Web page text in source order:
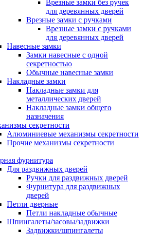
Врезные замки без ручек
для деревянных дверей
Врезные замки с ручками
Врезные замки с ручками
для деревянных дверей
Навесные замки
Замки навесные с одной
секретностью
Обычные навесные замки
Накладные замки
Накладные замки для
металлических дверей
Накладные замки общего
назначения
секретности
Алюминиевые механизмы секретности
Прочие механизмы секретности
фурнитура
Для раздвижных дверей
Ручки для раздвижных дверей
Фурнитура для раздвижных
дверей
Петли дверные
Петли накладные обычные
Шпингалеты/засовы/задвижки
Задвижки/шпингалеты